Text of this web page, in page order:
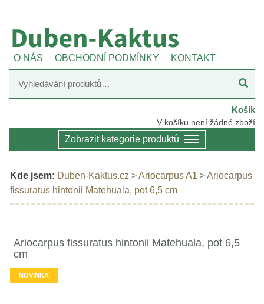
O NÁS OBCHODNÍ PODMÍNKY KONTAKT
Košík
V košíku není žádné zboží
Zobrazit kategorie produktů
Kde jsem: Duben-Kaktus.cz >Ariocarpus A1 >Ariocarpus
fissuratus hintonii Matehuala, pot 6,5 cm
Ariocarpus fissuratus hintonii Matehuala, pot 6,5
cm
NOVINKA